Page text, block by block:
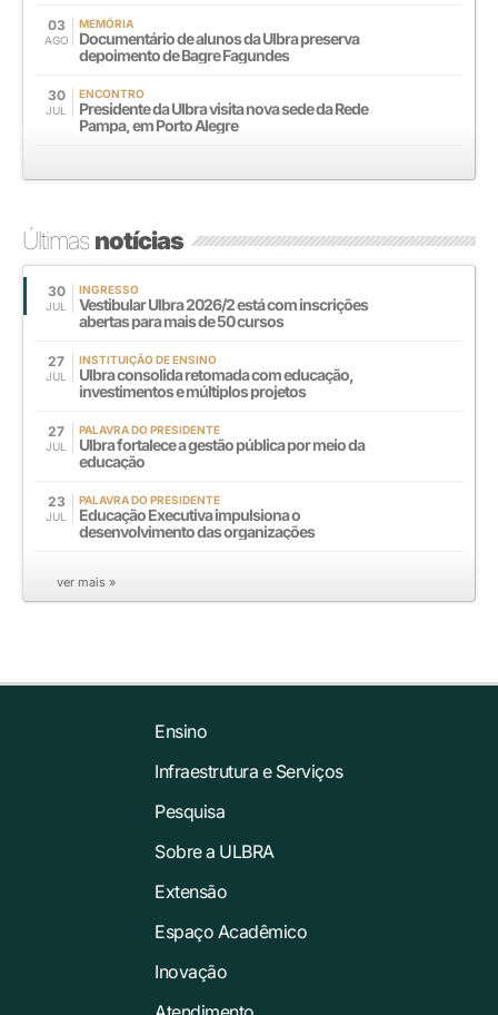
03
AGO
MEMÓRIA
Documentário de alunos da Ulbra preserva
depoimento de Bagre Fagundes
30
JUL
ENCONTRO
Presidente da Ulbra visita nova sede da Rede
Pampa, em Porto Alegre
Últimasnotícias
30
JUL
INGRESSO
Vestibular Ulbra 2026/2 está com inscrições
abertas para mais de 50 cursos
27
JUL
INSTITUIÇÃO DE ENSINO
Ulbra consolida retomada com educação,
investimentos e múltiplos projetos
27
JUL
PALAVRA DO PRESIDENTE
Ulbra fortalece a gestão pública por meio da
educação
23
JUL
PALAVRA DO PRESIDENTE
Educação Executiva impulsiona o
desenvolvimento das organizações
ver mais »
Ensino
Infraestrutura e Serviços
Pesquisa
Sobre a ULBRA
Extensão
Espaço Acadêmico
Inovação